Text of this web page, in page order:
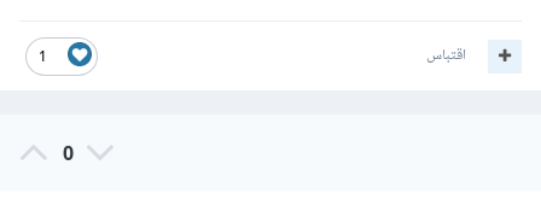
1 اقتباس
0